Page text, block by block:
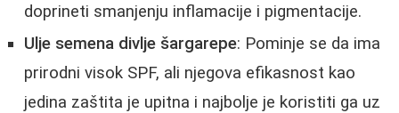
doprineti smanjenju inflamacije i pigmentacije.
Ulje semena divlje šargarepe: Pominje se da ima
prirodni visok SPF, ali njegova efikasnost kao
jedina zaštita je upitna i najbolje je koristiti ga uz